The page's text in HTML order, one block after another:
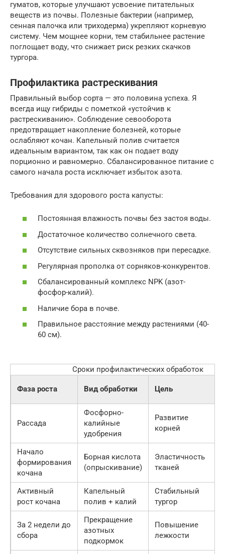
гуматов, которые улучшают усвоение питательных
веществ из почвы. Полезные бактерии (например,
сенная палочка или триходерма) укрепляют корневую
систему. Чем мощнее корни, тем стабильнее растение
поглощает воду, что снижает риск резких скачков
тургора.
Профилактика растрескивания
Правильный выбор сорта — это половина успеха. Я
всегда ищу гибриды с пометкой «устойчив к
растрескиванию». Соблюдение севооборота
предотвращает накопление болезней, которые
ослабляют кочан. Капельный полив считается
идеальным вариантом, так как он подает воду
порционно и равномерно. Сбалансированное питание с
самого начала роста исключает избыток азота.
Требования для здорового роста капусты:
Постоянная влажность почвы без застоя воды.
Достаточное количество солнечного света.
Отсутствие сильных сквозняков при пересадке.
Регулярная прополка от сорняков-конкурентов.
Сбалансированный комплекс NPK (азот-
фосфор-калий).
Наличие бора в почве.
Правильное расстояние между растениями (40-
60 см).
Сроки профилактических обработок
Фаза роста Вид обработки Цель
Рассада
Фосфорно-
калийные
удобрения
Развитие
корней
Начало
формирования
кочана
Борная кислота
(опрыскивание)
Эластичность
тканей
Активный
рост кочана
Капельный
полив + калий
Стабильный
тургор
За 2 недели до
сбора
Прекращение
азотных
подкормок
Повышение
лежкости